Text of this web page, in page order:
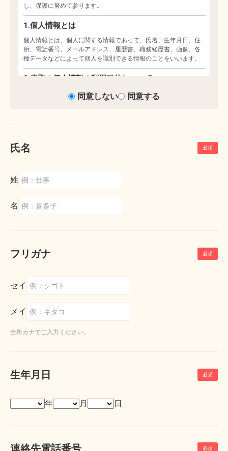
同意しない 同意する
氏名
姓
名
フリガナ
セイ
メイ
全角カナでご入力ください。
生年月日
年 月 日
連絡先電話番号